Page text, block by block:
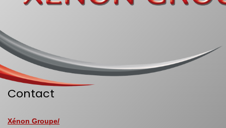
Contact
Xénon Groupe/